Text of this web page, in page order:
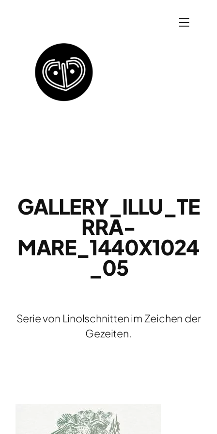
GALLERY_ILLU_TE
RRA-
MARE_1440X1024
_05
Serie von Linolschnitten im Zeichen der
Gezeiten.